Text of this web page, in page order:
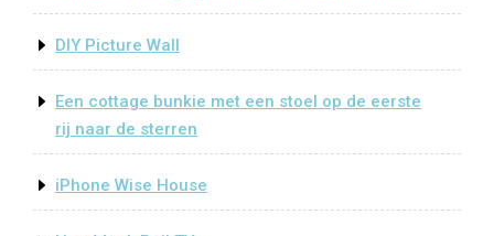
DIY Picture Wall
Een cottage bunkie met een stoel op de eerste
rij naar de sterren
iPhone Wise House